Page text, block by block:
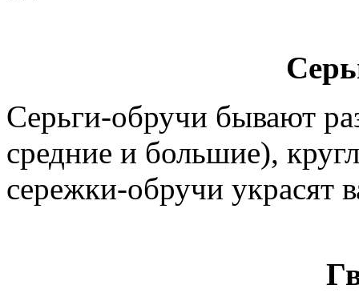
Серьги-обручи бывают
средние и большие),
сережки-обручи украсят